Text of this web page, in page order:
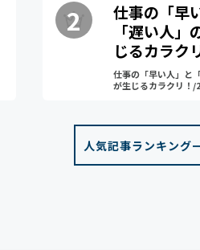
仕事の「早
「遅い人」
じるカラク
仕事の「早い人」と
が生じるカラクリ！/
人気記事ランキング